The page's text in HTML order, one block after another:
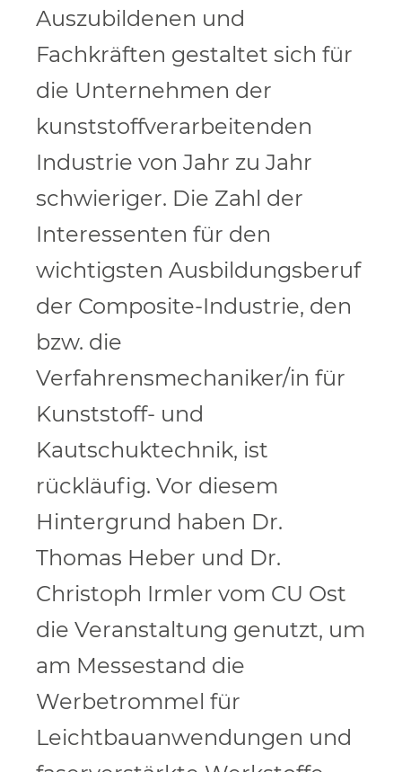
Auszubildenen und
Fachkräften gestaltet sich für
die Unternehmen der
kunststoffverarbeitenden
Industrie von Jahr zu Jahr
schwieriger. Die Zahl der
Interessenten für den
wichtigsten Ausbildungsberuf
der Composite-Industrie, den
bzw. die
Verfahrensmechaniker/in für
Kunststoff- und
Kautschuktechnik, ist
rückläufig. Vor diesem
Hintergrund haben Dr.
Thomas Heber und Dr.
Christoph Irmler vom CU Ost
die Veranstaltung genutzt, um
am Messestand die
Werbetrommel für
Leichtbauanwendungen und